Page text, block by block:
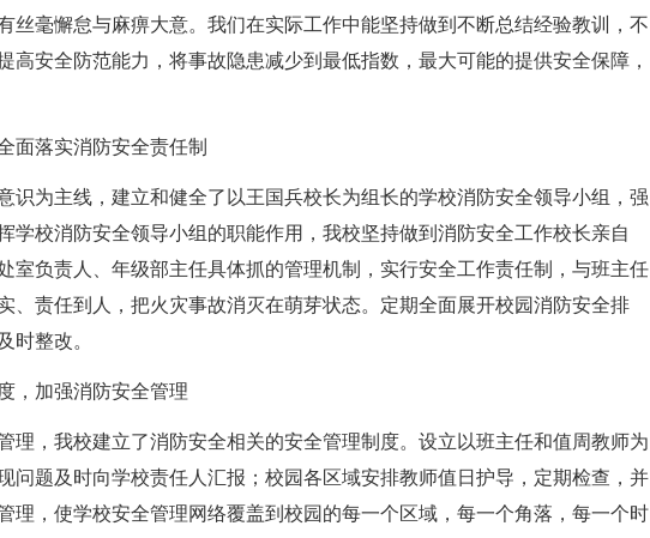
丝毫懈怠与麻痹大意。我们在实际工作中能坚持做到不断总结经验教训，不
高安全防范能力，将事故隐患减少到最低指数，最大可能的提供安全保障，
面落实消防安全责任制
识为主线，建立和健全了以王国兵校长为组长的学校消防安全领导小组，强
学校消防安全领导小组的职能作用，我校坚持做到消防安全工作校长亲自
室负责人、年级部主任具体抓的管理机制，实行安全工作责任制，与班主任
、责任到人，把火灾事故消灭在萌芽状态。定期全面展开校园消防安全排
时整改。
，加强消防安全管理
理，我校建立了消防安全相关的安全管理制度。设立以班主任和值周教师为
问题及时向学校责任人汇报；校园各区域安排教师值日护导，定期检查，并
理，使学校安全管理网络覆盖到校园的每一个区域，每一个角落，每一个时